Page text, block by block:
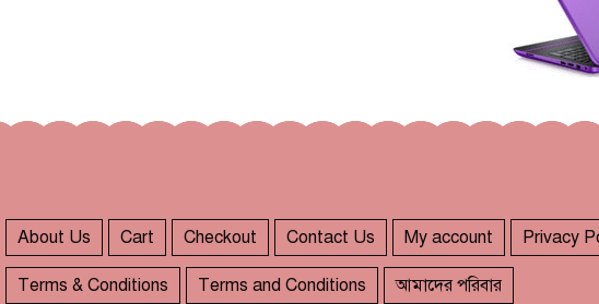
About Us Cart Checkout Contact Us My account Privacy
Terms & Conditions Terms and Conditions আমাদের পরিবার